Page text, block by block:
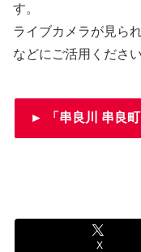
す。
ライブカメラが見ら
などにご活用ください
► 「串良川 串良
X